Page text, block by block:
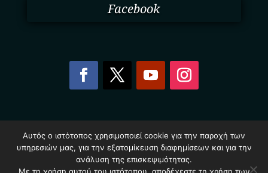
Facebook
Επιχειρήσεων Ελλάδας – Greekonline.gr. All Rights
Reserved.
Όροι & Προυποθέσεις–Προστασία Προσωπικών
Αυτός ο ιστότοπος χρησιμοποιεί cookie για την παροχή των
υπηρεσιών μας, για την εξατομίκευση διαφημίσεων και για την
ανάλυση της επισκεψιμότητας.